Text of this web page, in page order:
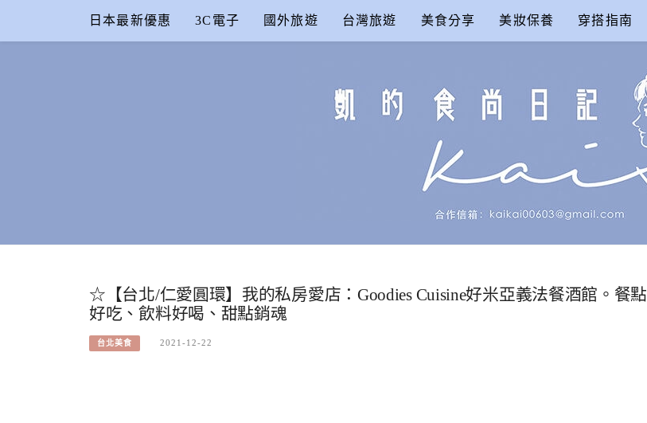
content
日本最新優惠 3C電子 國外旅遊 台灣旅遊 美食分享 美妝保養 穿搭指南
☆【台北/仁愛圓環】我的私房愛店：Goodies Cuisine好米亞義法餐酒館。餐點
好吃、飲料好喝、甜點銷魂
台北美食 2021-12-22